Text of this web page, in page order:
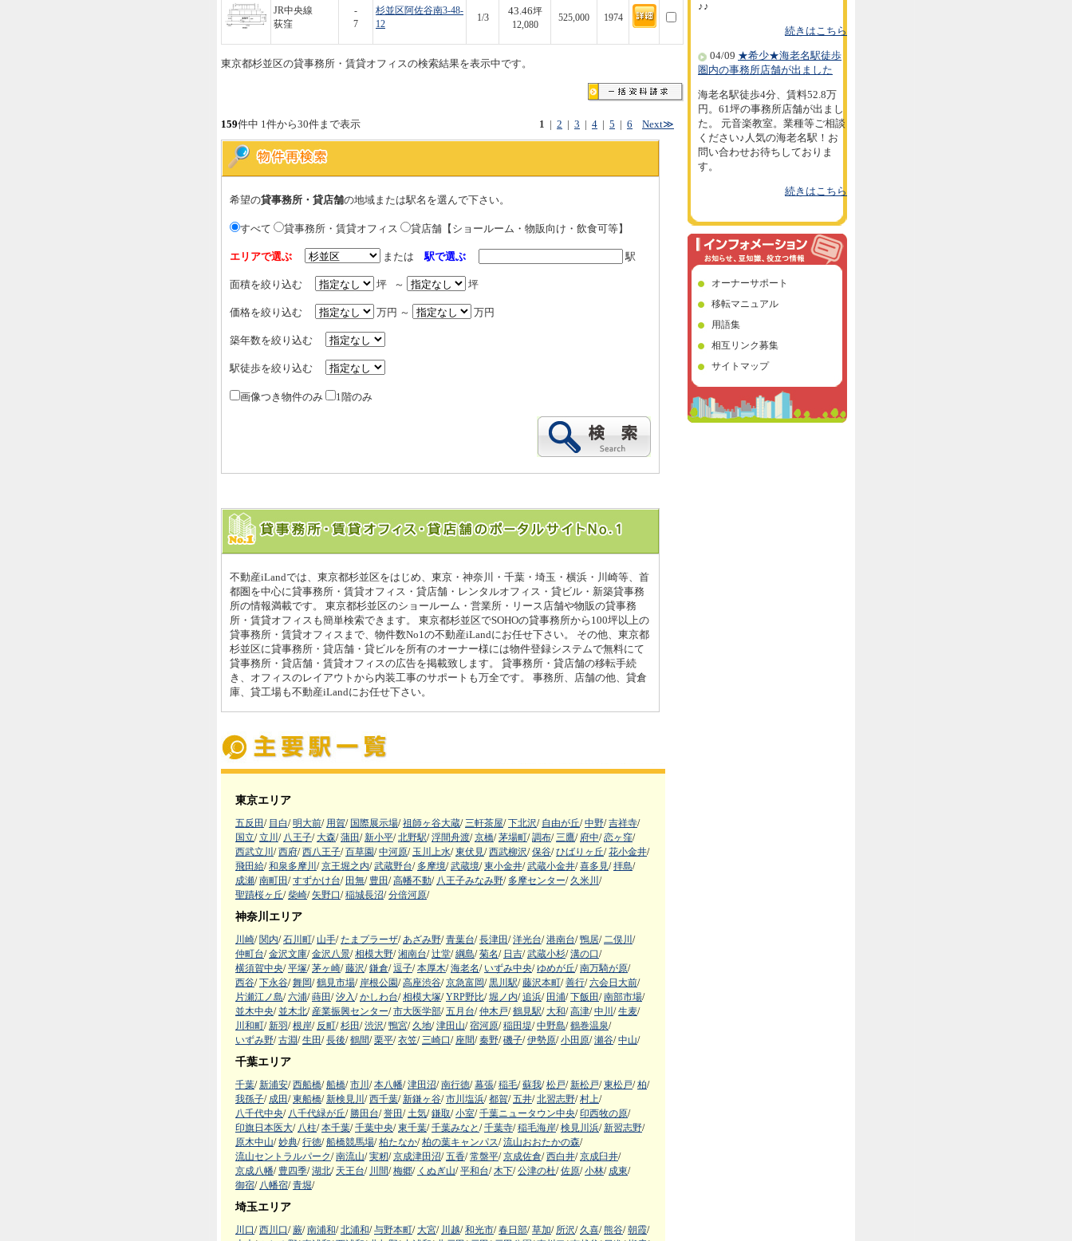
JR中央線
荻窪
-
7
杉並区阿佐谷南3-48-
12
1/3
43.46坪
12,080
525,000 1974
東京都杉並区の貸事務所・賃貸オフィスの検索結果を表示中です。
1 2 3 4 5 6 Next≫
159件中 1件から30件まで表示
希望の貸事務所・貸店舗の地域または駅名を選んで下さい。
すべて 貸事務所・賃貸オフィス 貸店舗【ショールーム・物販向け・飲食可等】
エリアで選ぶ または駅で選ぶ 駅
面積を絞り込む 坪 ～ 坪
価格を絞り込む 万円 ～ 万円
築年数を絞り込む
駅徒歩を絞り込む
画像つき物件のみ 1階のみ
不動産iLandでは、東京都杉並区をはじめ、東京・神奈川・千葉・埼玉・横浜・川崎等、首
都圏を中心に貸事務所・賃貸オフィス・貸店舗・レンタルオフィス・貸ビル・新築貸事務
所の情報満載です。 東京都杉並区のショールーム・営業所・リース店舗や物販の貸事務
所・賃貸オフィスも簡単検索できます。 東京都杉並区でSOHOの貸事務所から100坪以上の
貸事務所・賃貸オフィスまで、物件数No1の不動産iLandにお任せ下さい。 その他、東京都
杉並区に貸事務所・貸店舗・貸ビルを所有のオーナー様には物件登録システムで無料にて
貸事務所・貸店舗・賃貸オフィスの広告を掲載致します。 貸事務所・貸店舗の移転手続
き、オフィスのレイアウトから内装工事のサポートも万全です。 事務所、店舗の他、貸倉
庫、貸工場も不動産iLandにお任せ下さい。
東京エリア
五反田/ 目白/ 明大前/ 用賀/ 国際展示場/ 祖師ヶ谷大蔵/ 三軒茶屋/ 下北沢/ 自由が丘/ 中野/ 吉祥寺/
国立/ 立川 / 八王子/ 大森/ 蒲田/ 新小平/ 北野駅/ 浮間舟渡/ 京橋/ 茅場町/ 調布/ 三鷹/ 府中/ 恋ヶ窪/
西武立川 / 西府/ 西八王子/ 百草園/ 中河原/ 玉川上水/ 東伏見/ 西武柳沢/ 保谷/ ひばりヶ丘/ 花小金井/
飛田給/ 和泉多摩川 / 京王堀之内/ 武蔵野台/ 多摩境/ 武蔵境/ 東小金井/ 武蔵小金井/ 喜多見/ 拝島/
成瀬/ 南町田/ すずかけ台/ 田無/ 豊田/ 高幡不動/ 八王子みなみ野/ 多摩センター/ 久米川 /
聖蹟桜ヶ丘/ 柴崎/ 矢野口/ 稲城長沼/ 分倍河原/
神奈川エリア
川崎/ 関内/ 石川町/ 山手/ たまプラーザ/ あざみ野/ 青葉台/ 長津田/ 洋光台/ 港南台/ 鴨居/ 二俣川 /
仲町台/ 金沢文庫/ 金沢八景/ 相模大野/ 湘南台/ 辻堂/ 綱島/ 菊名/ 日吉/ 武蔵小杉/ 溝の口/
横須賀中央/ 平塚/ 茅ヶ崎/ 藤沢/ 鎌倉/ 逗子/ 本厚木/ 海老名/ いずみ中央/ ゆめが丘/ 南万騎が原/
西谷/ 下永谷/ 舞岡/ 鶴見市場/ 岸根公園/ 高座渋谷/ 京急富岡/ 黒川駅/ 藤沢本町/ 善行/ 六会日大前/
片瀬江ノ島/ 六浦/ 蒔田/ 汐入/ かしわ台/ 相模大塚/ YRP野比/ 堀ノ内/ 追浜/ 田浦/ 下飯田/ 南部市場/
並木中央/ 並木北/ 産業振興センター/ 市大医学部/ 五月台/ 仲木戸/ 鶴見駅/ 大和/ 高津/ 中川 / 生麦/
川和町/ 新羽/ 根岸/ 反町/ 杉田/ 渋沢/ 鴨宮/ 久地/ 津田山/ 宿河原/ 稲田堤/ 中野島/ 鶴巻温泉/
いずみ野/ 古淵/ 生田/ 長後/ 鶴間/ 栗平/ 衣笠/ 三崎口/ 座間/ 秦野/ 磯子/ 伊勢原/ 小田原/ 瀬谷/ 中山/
千葉エリア
千葉/ 新浦安/ 西船橋/ 船橋/ 市川 / 本八幡/ 津田沼/ 南行徳/ 幕張/ 稲毛/ 蘇我/ 松戸/ 新松戸/ 東松戸/ 柏/
我孫子/ 成田/ 東船橋/ 新検見川 / 西千葉/ 新鎌ヶ谷/ 市川塩浜/ 都賀/ 五井/ 北習志野/ 村上/
八千代中央/ 八千代緑が丘/ 勝田台/ 誉田/ 土気/ 鎌取/ 小室/ 千葉ニュータウン中央/ 印西牧の原/
印旗日本医大/ 八柱/ 本千葉/ 千葉中央/ 東千葉/ 千葉みなと/ 千葉寺/ 稲毛海岸/ 検見川浜/ 新習志野/
原木中山/ 妙典/ 行徳/ 船橋競馬場/ 柏たなか/ 柏の葉キャンパス/ 流山おおたかの森/
流山セントラルパーク/ 南流山/ 実籾/ 京成津田沼/ 五香/ 常盤平/ 京成佐倉/ 西白井/ 京成臼井/
京成八幡/ 豊四季/ 湖北/ 天王台/ 川間/ 梅郷/ くぬぎ山/ 平和台/ 木下/ 公津の杜/ 佐原/ 小林/ 成東/
御宿/ 八幡宿/ 青堀/
埼玉エリア
川口/ 西川口/ 蕨/ 南浦和/ 北浦和/ 与野本町/ 大宮/ 川越/ 和光市/ 春日部/ 草加/ 所沢/ 久喜/ 熊谷/ 朝霞/
♪♪
続きはこちら
04/09 ★希少★海老名駅徒歩
圏内の事務所店舗が出ました
海老名駅徒歩4分、賃料52.8万
円。61坪の事務所店舗が出まし
た。 元音楽教室。業種等ご相談
ください♪人気の海老名駅！お
問い合わせお待ちしておりま
す。
続きはこちら
オーナーサポート
移転マニュアル
用語集
相互リンク募集
サイトマップ